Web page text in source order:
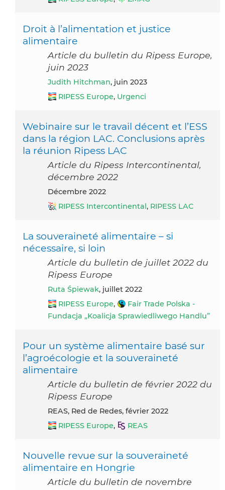
Droit à l’alimentation et justice
alimentaire
Article du bulletin du Ripess Europe,
juin 2023
Judith Hitchman, juin 2023
RIPESS Europe, Urgenci
Webinaire sur le travail décent et l’ESS
dans la région LAC. Conclusions après
la réunion Ripess LAC
Article du Ripess Intercontinental,
décembre 2022
décembre 2022
RIPESS Intercontinental , RIPESS LAC
La souveraineté alimentaire – si
nécessaire, si loin
Article du bulletin de juillet 2022 du
Ripess Europe
Ruta Śpiewak, juillet 2022
RIPESS Europe,
Fair Trade Polska -
Fundacja „Koalicja Sprawiedliwego Handlu”
Pour un système alimentaire basé sur
l’agroécologie et la souveraineté
alimentaire
Article du bulletin de février 2022 du
Ripess Europe
REAS, Red de Redes, février 2022
RIPESS Europe, REAS
Nouvelle revue sur la souveraineté
alimentaire en Hongrie
Article du bulletin de novembre